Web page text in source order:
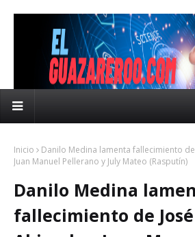
Inicio
Danilo Medina lamenta fallecimiento
Juan Manuel Pellerano y July Mateo (Rasputín)
Danilo Medina
fallecimiento de